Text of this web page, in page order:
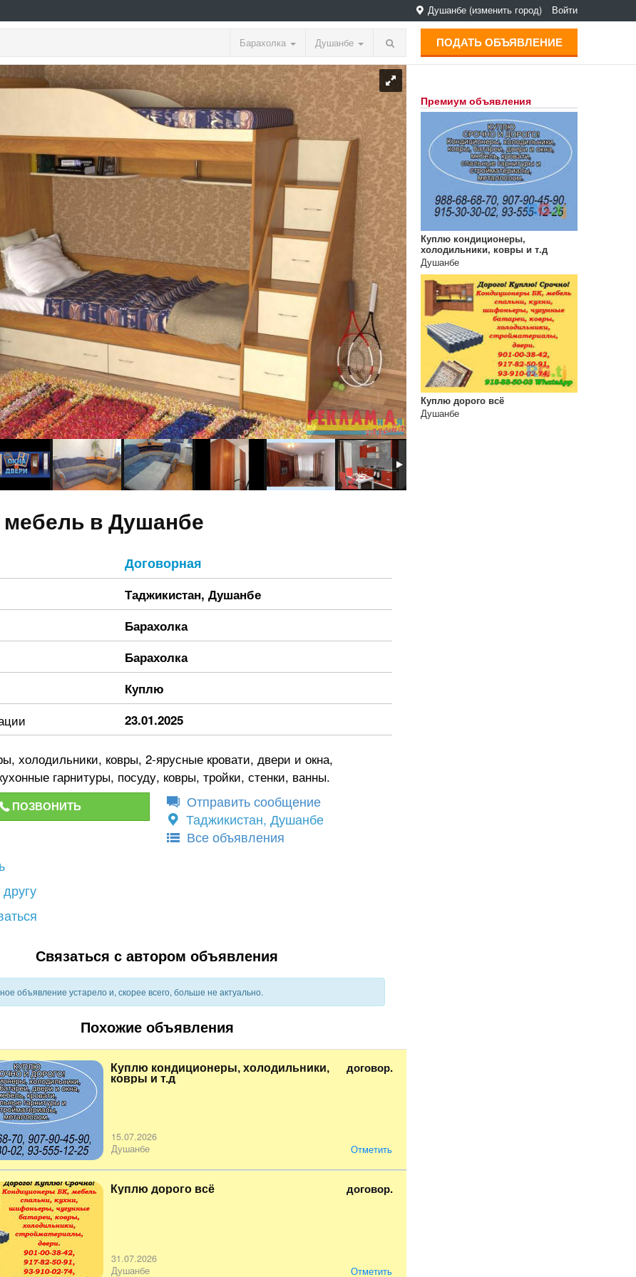
Душанбе (изменить город) Войти
Барахолка Душанбе ПОДАТЬ ОБЪЯВЛЕНИЕ
в Душанбе
Договорная
Таджикистан, Душанбе
Барахолка
Барахолка
Куплю
23.01.2025
холодильники, ковры, 2-ярусные кровати, двери и окна,
гарнитуры, посуду, ковры, тройки, стенки, ванны.
ПОЗВОНИТЬ
Отправить сообщение
Таджикистан, Душанбе
Все объявления
Связаться с автором объявления
объявление устарело и, скорее всего, больше не актуально.
Похожие объявления
договор.
Куплю кондиционеры, холодильники,
ковры и т.д
15.07.2026
Душанбе Отметить
договор.
Куплю дорого всё
31.07.2026
Душанбе Отметить
Премиум объявления
Куплю кондиционеры,
холодильники, ковры и т.д
Душанбе
Куплю дорого всё
Душанбе